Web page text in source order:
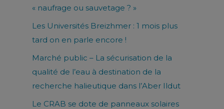
« naufrage ou sauvetage ? »
Les Universités Breizhmer : 1 mois plus
tard on en parle encore !
Marché public – La sécurisation de la
qualité de l’eau à destination de la
recherche halieutique dans l’Aber Ildut
Le CRAB se dote de panneaux solaires